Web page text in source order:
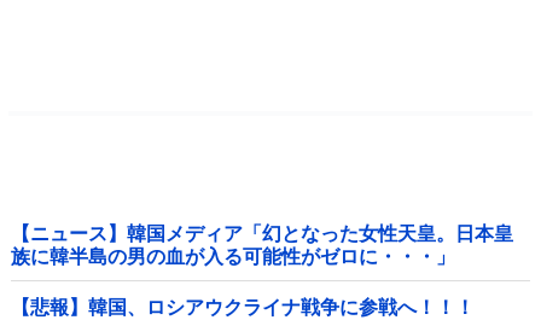
【ニュース】韓国メディア「幻となった女性天皇。日本皇
族に韓半島の男の血が入る可能性がゼロに・・・」
【悲報】韓国、ロシアウクライナ戦争に参戦へ！！！